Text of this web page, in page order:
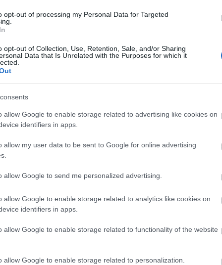
opt-out of processing my Personal Data for Targeted
opt-out of Collection, Use, Retention, Sale, and/or Sharing
Data that Is Unrelated with the Purposes for which it
allow Google to enable storage related to advertising like cookies on
identifiers in apps.
allow my user data to be sent to Google for online advertising
allow Google to send me personalized advertising.
allow Google to enable storage related to analytics like cookies on
identifiers in apps.
allow Google to enable storage related to functionality of the website
allow Google to enable storage related to personalization.
komédián, a Karaván Művészeti Alapítvány
közös produkcióján szórakozhatnak az
Hungarythm című tánc-show-jával érkezik
KFT zenekar koncertezik sokadik
14-én a Budapesti Kamaraszínház a
A programsorozat az augusztus 20-i hétvégén
és az István, a király című rockoperával,
láthat a földvári közönség.
a műsorkínálatban. Augusztus 22-ig
nagysikerű magyar filmek láthatók a
pedig Burger Barna fotóművész Fény az
a látogatók.
délelőtt várja a gyerekeket, ahol
készítenek, festenek, színeznek,
12 óráig a Kultkikötőben horgonyoz a
fel, mint a Ziránó Bábszínház vagy az